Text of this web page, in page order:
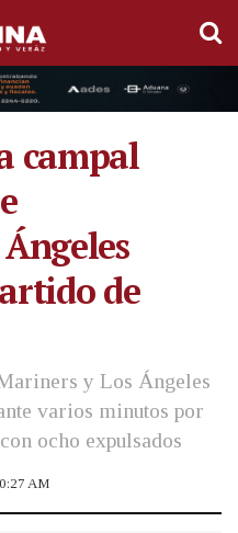
campal
de
y Los Ángeles
varios minutos por
ocho expulsados
AM